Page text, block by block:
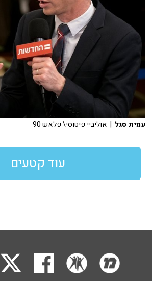
עמית סגל | אוליביי פיטוסי\ פלאש 90
עוד קטעים